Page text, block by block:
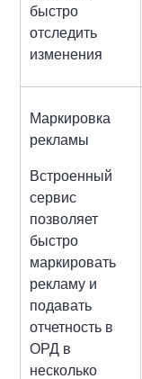
быстро
отследить
изменения
Маркировка
рекламы
Встроенный
сервис
позволяет
быстро
маркировать
рекламу и
подавать
отчетность в
ОРД в
несколько